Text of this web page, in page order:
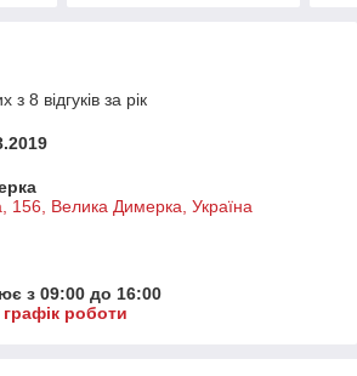
8 відгуків за рік
156, Велика Димерка, Україна
з 09:00 до 16:00
роботи